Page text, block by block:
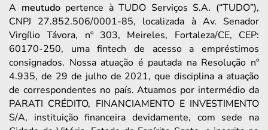
A meutudopertence à TUDO Serviços S.A. (“TUDO”),
CNPJ 27.852.506/0001-85, localizada à Av. Senador
Virgílio Távora, nº 303, Meireles, Fortaleza/CE, CEP:
60170-250, uma fintech de acesso a empréstimos
consignados. Nossa atuação é pautada na Resolução nº
4.935, de 29 de julho de 2021, que disciplina a atuação
de correspondentes no país. Atuamos por intermédio da
PARATI CRÉDITO, FINANCIAMENTO E INVESTIMENTO
S/A, instituição financeira devidamente, com sede na